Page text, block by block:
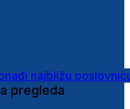
najbližu
pregleda